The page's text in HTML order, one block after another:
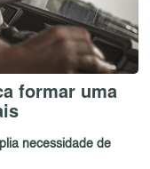
formar uma
necessidade de